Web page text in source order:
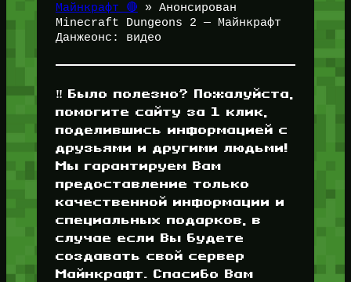
Майнкрафт 🔴 » Анонсирован
Minecraft Dungeons 2 — Майнкрафт
Данжеонс: видео
‼️ Было полезно? Пожалуйста,
помогите сайту за 1 клик,
поделившись информацией с
друзьями и другими людьми!
Мы гарантируем Вам
предоставление только
качественной информации и
специальных подарков, в
случае если Вы будете
создавать свой сервер
Майнкрафт. Спасибо Вам